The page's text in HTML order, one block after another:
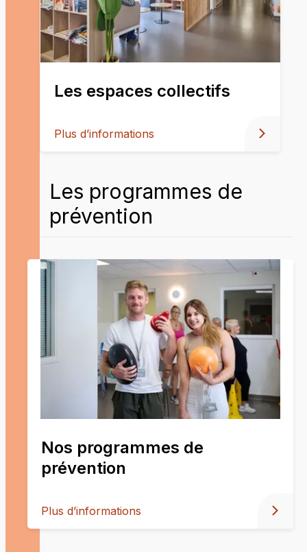
Les espaces collectifs
Plus d’informations
Les programmes de
prévention
Nos programmes de
prévention
Plus d’informations